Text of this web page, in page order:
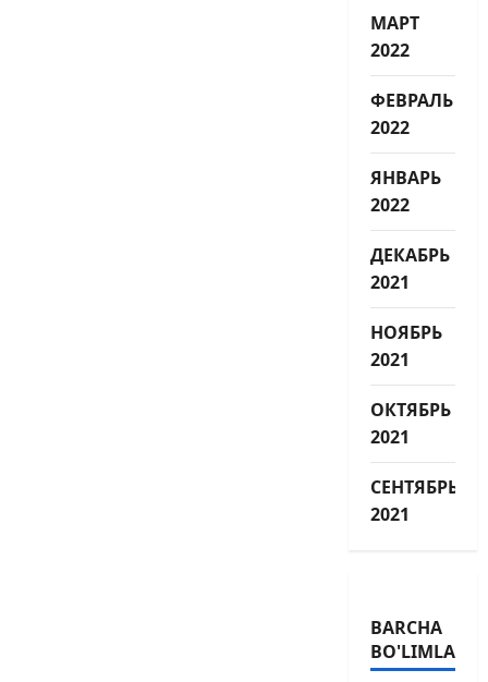
МАРТ
2022
ФЕВРАЛЬ
2022
ЯНВАРЬ
2022
ДЕКАБРЬ
2021
НОЯБРЬ
2021
ОКТЯБРЬ
2021
СЕНТЯБРЬ
2021
BARCHA
BO'LIMLAR